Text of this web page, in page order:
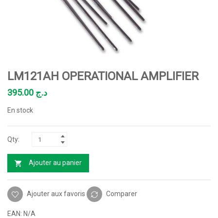
LM121AH OPERATIONAL AMPLIFIER
د.ج
En stock
Ajouter au panier
Ajouter aux favoris Comparer
EAN: N/A